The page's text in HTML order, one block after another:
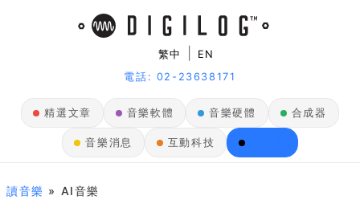
繁中
EN
電話: 02-23638171
精選文章 音樂軟體 音樂硬體 合成器
音樂消息 互動科技
讀音樂 » AI音樂